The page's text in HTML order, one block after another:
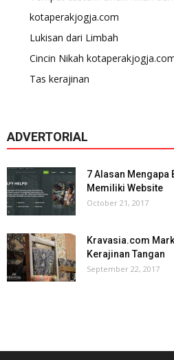
kotaperakjogja.com
Lukisan dari Limbah
Cincin Nikah
Tas kerajinan
ADVERTORIAL
7 Alasan Mengapa
Memiliki Website
October 21, 2017
Kravasia.com
Kerajinan Tangan
September 22, 2017